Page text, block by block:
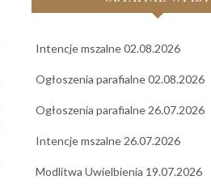
Intencje mszalne 02.08.2026
Ogłoszenia parafialne 02.08.2026
Ogłoszenia parafialne 26.07.2026
Intencje mszalne 26.07.2026
Modlitwa Uwielbienia 19.07.2026